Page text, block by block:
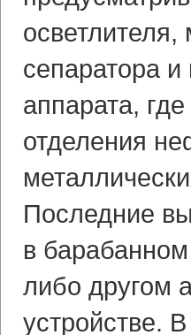
осветлителя,
сепаратора и
аппарата,
отделения
Последние
в
либо другом
устройстве.